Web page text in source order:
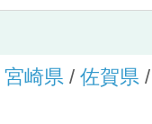
宮崎県/ 佐賀県